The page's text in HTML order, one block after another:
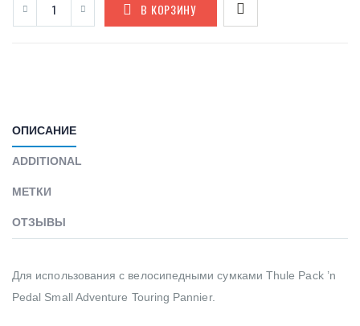
В КОРЗИНУ
ОПИСАНИЕ
ADDITIONAL
МЕТКИ
ОТЗЫВЫ
Для использования с велосипедными сумками Thule Pack ’n
Pedal Small Adventure Touring Pannier.